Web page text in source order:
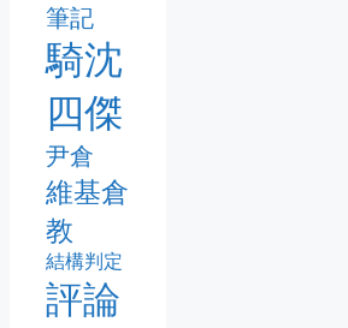
筆記
騎沈
四傑
尹倉
維基倉
教
結構判定
評論